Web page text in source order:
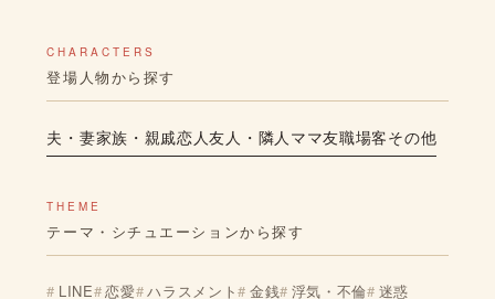
CHARACTERS
登場人物から探す
夫・妻家族・親戚恋人友人・隣人 ママ友職場客その他
THEME
テーマ・シチュエーションから探す
LINE 恋愛 ハラスメント 金銭 浮気・不倫 迷惑